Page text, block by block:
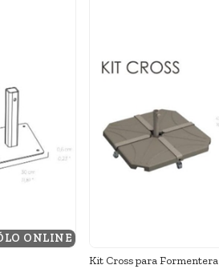
ONLINE
Kit Cross para Formentera